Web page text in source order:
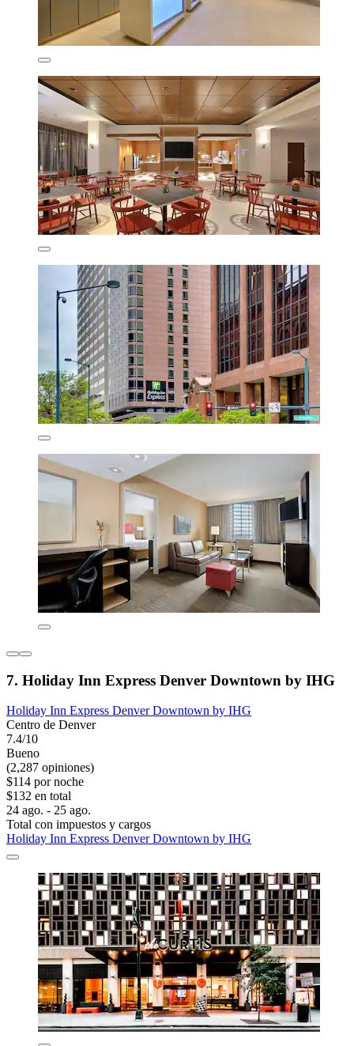
7. Holiday Inn Express Denver Downtown by IHG
Holiday Inn Express Denver Downtown by IHG
Centro de Denver
7.4/10
Bueno
(2,287 opiniones)
$114 por noche
$132 en total
24 ago. - 25 ago.
Total con impuestos y cargos
Holiday Inn Express Denver Downtown by IHG